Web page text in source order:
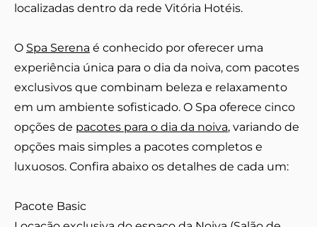
localizadas dentro da rede Vitória Hotéis.
O Spa Serena é conhecido por oferecer uma
experiência única para o dia da noiva, com pacotes
exclusivos que combinam beleza e relaxamento
em um ambiente sofisticado. O Spa oferece cinco
opções de pacotes para o dia da noiva, variando de
opções mais simples a pacotes completos e
luxuosos. Confira abaixo os detalhes de cada um:
Pacote Basic